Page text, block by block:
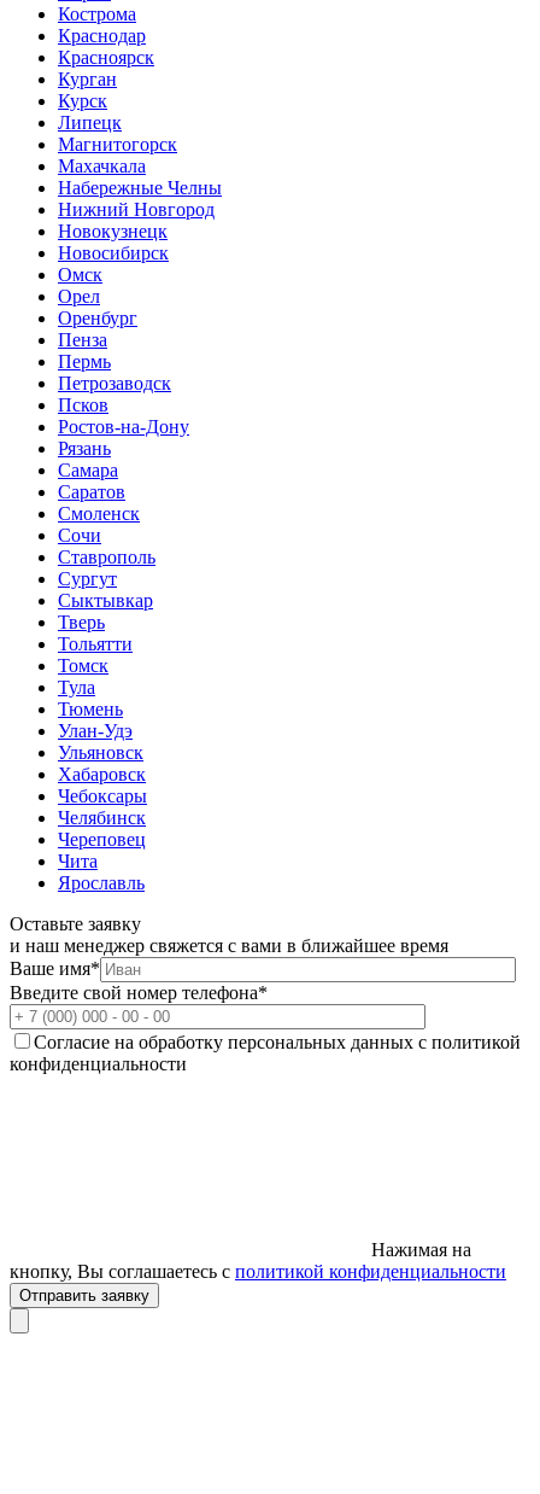
Кострома
Краснодар
Красноярск
Курган
Курск
Липецк
Магнитогорск
Махачкала
Набережные Челны
Нижний Новгород
Новокузнецк
Новосибирск
Омск
Орел
Оренбург
Пенза
Пермь
Петрозаводск
Псков
Ростов-на-Дону
Рязань
Самара
Саратов
Смоленск
Сочи
Ставрополь
Сургут
Сыктывкар
Тверь
Тольятти
Томск
Тула
Тюмень
Улан-Удэ
Ульяновск
Хабаровск
Чебоксары
Челябинск
Череповец
Чита
Ярославль
Оставьте заявку
и наш менеджер свяжется с вами в ближайшее время
Ваше имя*
Введите свой номер телефона*
Согласие на обработку персональных данных с политикой
конфиденциальности
Нажимая на
кнопку, Вы соглашаетесь с политикой конфиденциальности